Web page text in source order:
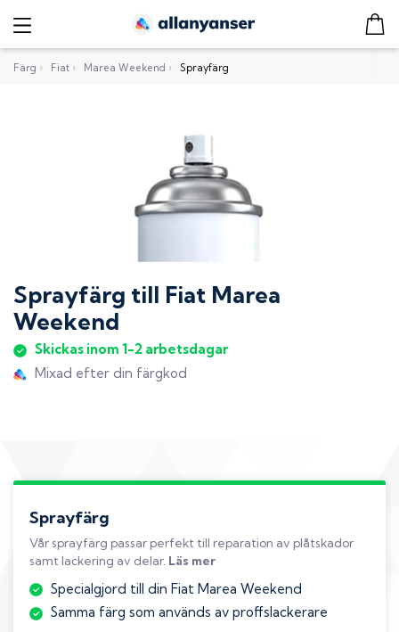
Färg › Fiat › Marea Weekend › Sprayfärg
Sprayfärg till Fiat Marea
Weekend
Skickas inom 1-2 arbetsdagar
Mixad efter din färgkod
Sprayfärg
Vår sprayfärg passar perfekt till reparation av plåtskador
samt lackering av delar. Läs mer
Specialgjord till din Fiat Marea Weekend
Samma färg som används av proffslackerare